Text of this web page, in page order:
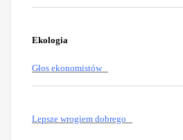
Ekologia
Głos ekonomistów
Lepsze wrogiem dobrego